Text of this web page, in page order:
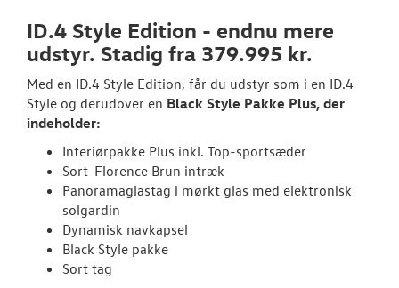
Modeller
ID.4 Style Edition - endnu mere
udstyr. Stadig fra 379.995 kr.
Med en ID.4 Style Edition, får du udstyr som i en ID.4
Style og derudover en Black Style Pakke Plus, der
indeholder:
Interiørpakke Plus inkl. Top-sportsæder
Sort-Florence Brun intræk
Panoramaglastag i mørkt glas med elektronisk
solgardin
Dynamisk navkapsel
Black Style pakke
Sort tag